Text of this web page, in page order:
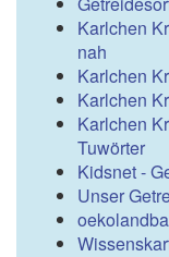
Karlchen
nah
Karlchen
Karlchen
Karlchen
Tuwörter
Kidsnet -
Unser